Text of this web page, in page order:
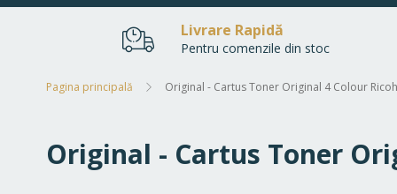
Livrare Rapidă
Pentru comenzile din stoc
Pagina principală Original - Cartus Toner Original 4 Colour
Original - Cartus Toner